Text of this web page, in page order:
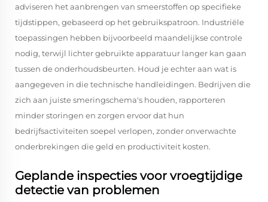
adviseren het aanbrengen van smeerstoffen op specifieke
tijdstippen, gebaseerd op het gebruikspatroon. Industriële
toepassingen hebben bijvoorbeeld maandelijkse controle
nodig, terwijl lichter gebruikte apparatuur langer kan gaan
tussen de onderhoudsbeurten. Houd je echter aan wat is
aangegeven in die technische handleidingen. Bedrijven die
zich aan juiste smeringschema's houden, rapporteren
minder storingen en zorgen ervoor dat hun
bedrijfsactiviteiten soepel verlopen, zonder onverwachte
onderbrekingen die geld en productiviteit kosten.
Geplande inspecties voor vroegtijdige
detectie van problemen